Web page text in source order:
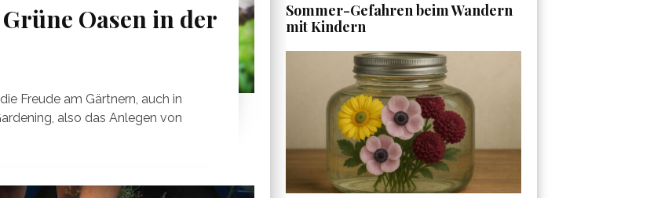
Oasen in der
Freude am Gärtnern, auch in
also das Anlegen von
Sommer-Gefahren beim Wandern
mit Kindern